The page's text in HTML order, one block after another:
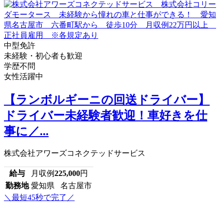
中型免許
未経験・初心者も歓迎
学歴不問
女性活躍中
【ランボルギーニの回送ドライバー】
ドライバー未経験者歓迎！車好きを仕
事に／...
株式会社アワーズコネクテッドサービス
給与 月収例225,000円
勤務地 愛知県 名古屋市
＼最短45秒で完了／